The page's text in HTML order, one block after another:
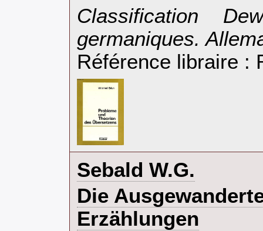
‎Classification
germaniques.
Référence libraire :
‎Sebald W.G.‎
‎Die
Erzählungen‎